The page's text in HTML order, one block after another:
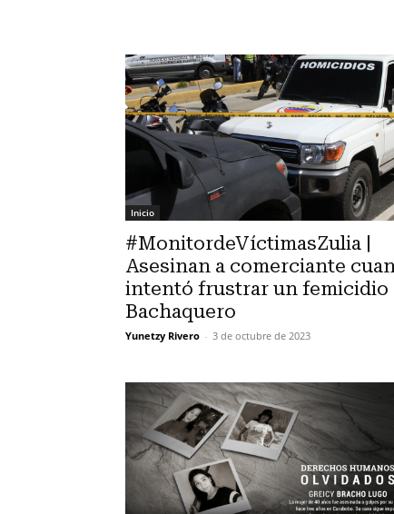
Inicio
#MonitordeVíctimasZulia |
Asesinan a comerciante
intentó frustrar un femicidio
Bachaquero
Yunetzy Rivero - 3 de octubre de 2023